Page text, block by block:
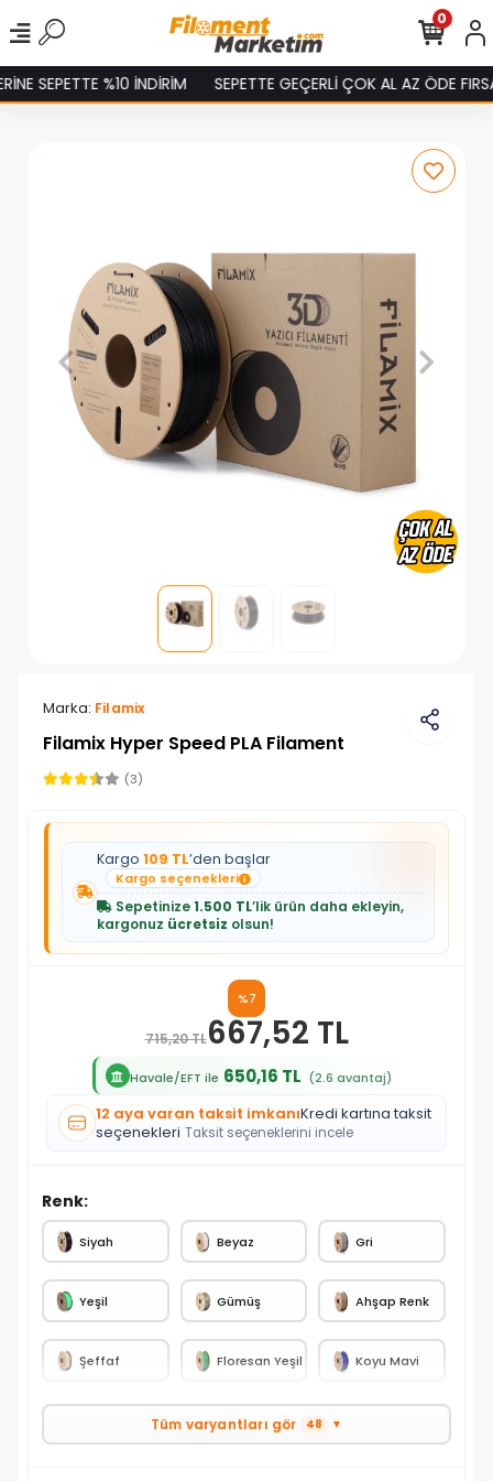
SEPETTE %10 İNDİRİM SEPETTE GEÇERLİ ÇOK AL AZ ÖDE
0
Marka: Filamix
Filamix Hyper Speed PLA Filament
(3)
Kargo 109 TL’den başlar
Kargo seçenekleri
Sepetinize1.500 TL’lik ürün daha ekleyin,
kargonuz ücretsiz olsun!
%7
715,20 TL667,52 TL
Havale/EFT ile 650,16 TL (2.6 avantaj)
12 aya varan taksit imkanıKredi kartına taksit
seçenekleri Taksit seçeneklerini incele
Renk:
Siyah Beyaz Gri
Yeşil Gümüş Ahşap Renk
Şeffaf Floresan Yeşil Koyu Mavi
Tüm varyantları gör 48 ▼